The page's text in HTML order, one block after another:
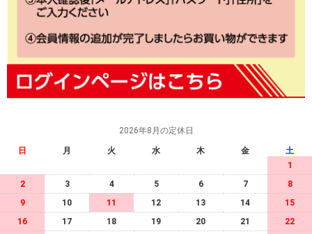
2026年8月の定休日
日 月 火 水 木 金
土
1
2
3 4 5 6 7
8
9
10 11 12 13 14
15
16
17 18 19 20 21
22